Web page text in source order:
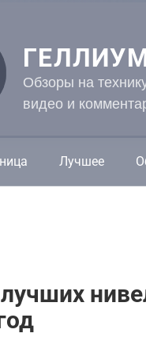
Обзоры на
видео и
Лучшее